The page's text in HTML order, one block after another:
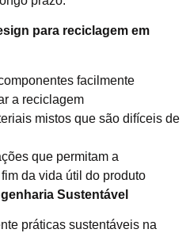
para reciclagem em
facilmente
a reciclagem
mistos que são difíceis de
que permitam a
da vida útil do produto
Sustentável
práticas sustentáveis na